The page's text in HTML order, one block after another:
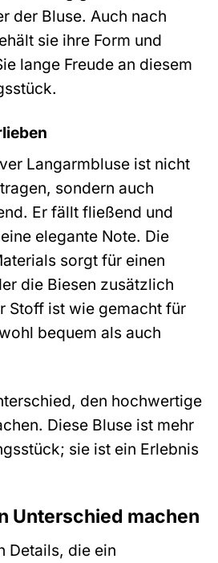
der Bluse. Auch nach
sie ihre Form und
lange Freude an diesem
Langarmbluse ist nicht
sondern auch
Er fällt fließend und
elegante Note. Die
sorgt für einen
die Biesen zusätzlich
Stoff ist wie gemacht für
bequem als auch
den hochwertige
Diese Bluse ist mehr
sie ist ein Erlebnis
Unterschied machen
Details, die ein